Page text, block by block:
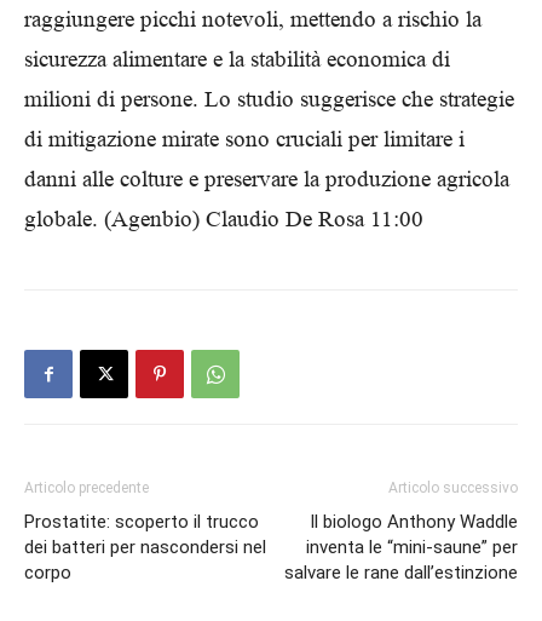
raggiungere picchi notevoli, mettendo a rischio la
sicurezza alimentare e la stabilità economica di
milioni di persone. Lo studio suggerisce che strategie
di mitigazione mirate sono cruciali per limitare i
danni alle colture e preservare la produzione agricola
globale. (Agenbio) Claudio De Rosa 11:00
Articolo precedente
Prostatite: scoperto il trucco
dei batteri per nascondersi nel
corpo
Articolo successivo
Il biologo Anthony Waddle
inventa le “mini-saune” per
salvare le rane dall’estinzione